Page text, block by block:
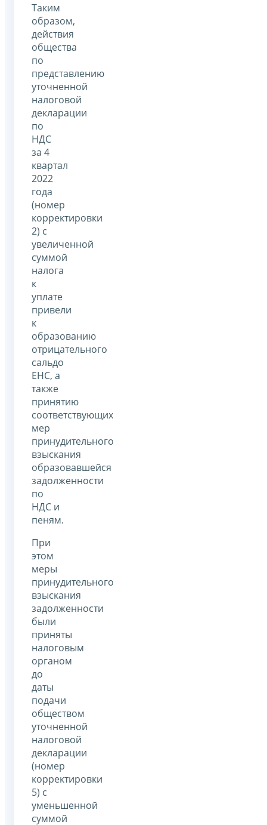
Таким
образом,
действия
общества
по
представлению
уточненной
налоговой
декларации
по
НДС
за 4
квартал
2022
года
(номер
корректировки
2) с
увеличенной
суммой
налога
к
уплате
привели
к
образованию
отрицательного
сальдо
ЕНС, а
также
принятию
соответствующих
мер
принудительного
взыскания
образовавшейся
задолженности
по
НДС и
пеням.
При
этом
меры
принудительного
взыскания
задолженности
были
приняты
налоговым
органом
до
даты
подачи
обществом
уточненной
налоговой
декларации
(номер
корректировки
5) с
уменьшенной
суммой